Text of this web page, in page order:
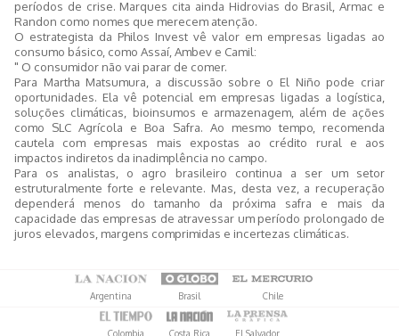
períodos de crise. Marques cita ainda Hidrovias do Brasil, Armac e
Randon como nomes que merecem atenção.
O estrategista da Philos Invest vê valor em empresas ligadas ao
consumo básico, como Assaí, Ambev e Camil:
" O consumidor não vai parar de comer.
Para Martha Matsumura, a discussão sobre o El Niño pode criar
oportunidades. Ela vê potencial em empresas ligadas a logística,
soluções climáticas, bioinsumos e armazenagem, além de ações
como SLC Agrícola e Boa Safra. Ao mesmo tempo, recomenda
cautela com empresas mais expostas ao crédito rural e aos
impactos indiretos da inadimplência no campo.
Para os analistas, o agro brasileiro continua a ser um setor
estruturalmente forte e relevante. Mas, desta vez, a recuperação
dependerá menos do tamanho da próxima safra e mais da
capacidade das empresas de atravessar um período prolongado de
juros elevados, margens comprimidas e incertezas climáticas.
Argentina Brasil Chile
Colombia Costa Rica El Salvador